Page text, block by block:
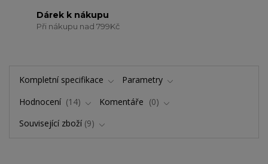
Dárek k nákupu
Při nákupu nad 799Kč
Kompletní specifikace
Parametry
Hodnocení
14 Komentáře
0
Související zboží 9